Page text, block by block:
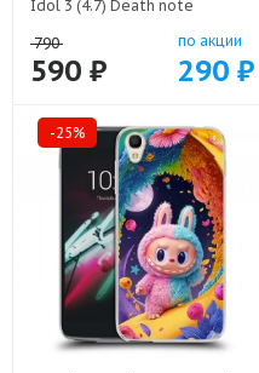
Idol 3 (4.7) Death note
790
590 ₽
по акции
290 ₽
-25%